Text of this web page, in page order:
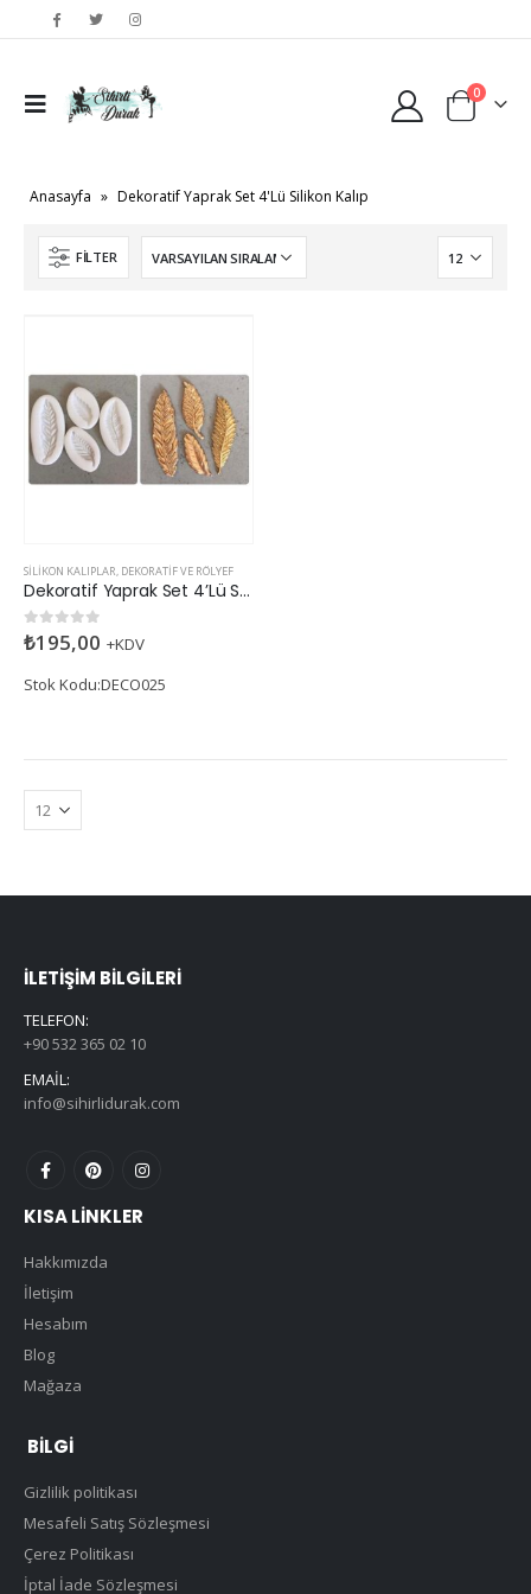
0
Anasayfa » Dekoratif Yaprak Set 4'Lü Silikon Kalıp
FILTER
SILIKON KALIPLAR, DEKORATIF VE RÖLYEF
Dekoratif Yaprak Set 4’Lü Silikon Kalıp
05 üzerinden
₺195,00 +KDV
Stok Kodu:DECO025
İLETIŞIM BILGILERI
TELEFON:
+90 532 365 02 10
EMAIL:
info@sihirlidurak.com
KISA LINKLER
Hakkımızda
İletişim
Hesabım
Blog
Mağaza
BILGI
Gizlilik politikası
Mesafeli Satış Sözleşmesi
Çerez Politikası
İptal İade Sözleşmesi